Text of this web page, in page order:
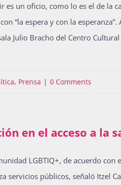
es un oficio, como lo es el de la
“la espera y con la
Julio Bracho del Centro
, Prensa | 0 Comments
en el acceso a la
LGBTIQ+, de acuerdo
públicos, señaló Itzel